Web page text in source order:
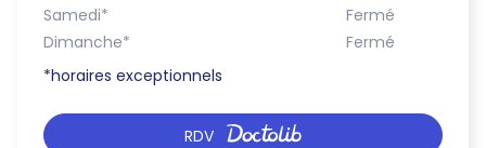
Samedi*
Fermé
Dimanche*
Fermé
*horaires exceptionnels
RDV